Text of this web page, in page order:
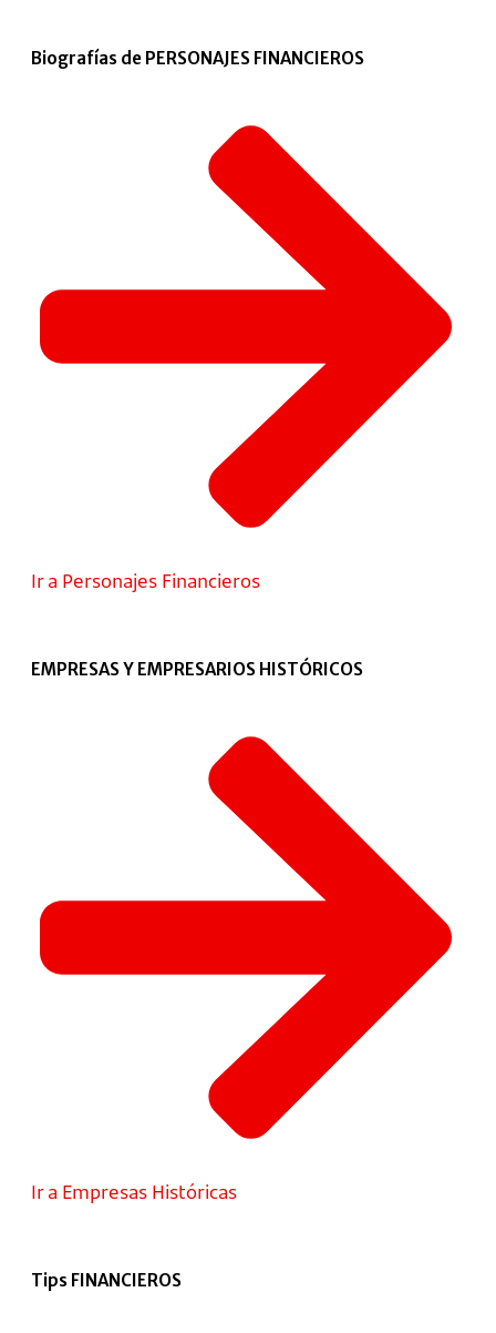
Biografías de PERSONAJES FINANCIEROS
Ir a Personajes Financieros
EMPRESAS Y EMPRESARIOS HISTÓRICOS
Ir a Empresas Históricas
Tips FINANCIEROS